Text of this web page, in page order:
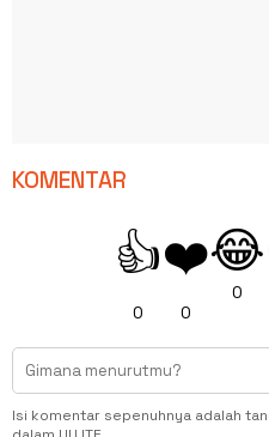
KOMENTAR
👍
0
❤️
0
😂
0
Isi komentar sepenuhnya adalah